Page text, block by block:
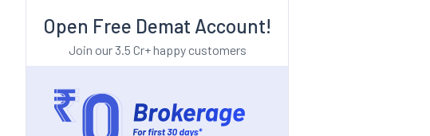
Open Free Demat Account!
Join our 3.5 Cr+ happy customers